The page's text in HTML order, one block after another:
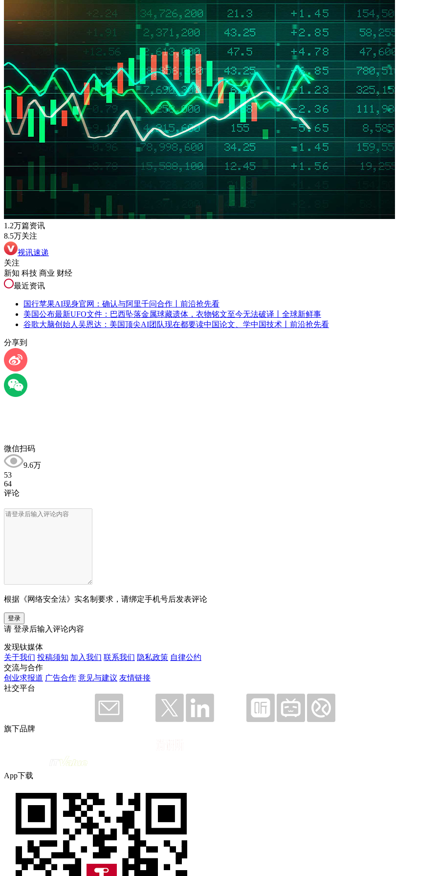
1.2万篇资讯
8.5万关注
视讯速递
关注
新知 科技 商业 财经
最近资讯
国行苹果AI现身官网：确认与阿里千问合作丨前沿抢先看
美国公布最新UFO文件：巴西坠落金属球藏遗体，衣物铭文至今无法破译丨全球新鲜事
谷歌大脑创始人吴恩达：美国顶尖AI团队现在都要读中国论文、学中国技术丨前沿抢先看
分享到
微信扫码
9.6万
53
64
评论
根据《网络安全法》实名制要求，请绑定手机号后发表评论
登录
请 登录后输入评论内容
发现钛媒体
关于我们 投稿须知 加入我们 联系我们 隐私政策 自律公约
交流与合作
创业求报道 广告合作 意见与建议 友情链接
社交平台
旗下品牌
App下载